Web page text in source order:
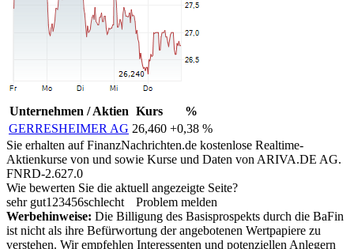
Unternehmen / Aktien Kurs
%
GERRESHEIMER AG 26,460 +0,38 %
Sie erhalten auf FinanzNachrichten.de kostenlose Realtime-
Aktienkurse von und sowie Kurse und Daten von ARIVA.DE AG.
FNRD-2.627.0
Wie bewerten Sie die aktuell angezeigte Seite?
sehr gut1 23456schlecht
Problem melden
Werbehinweise: Die Billigung des Basisprospekts durch die BaFin
ist nicht als ihre Befürwortung der angebotenen Wertpapiere zu
verstehen. Wir empfehlen Interessenten und potenziellen Anlegern